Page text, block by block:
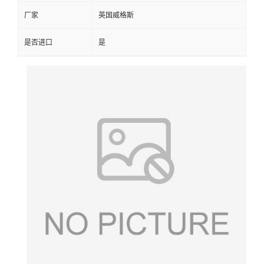
厂家 英国威格斯
是否进口 是